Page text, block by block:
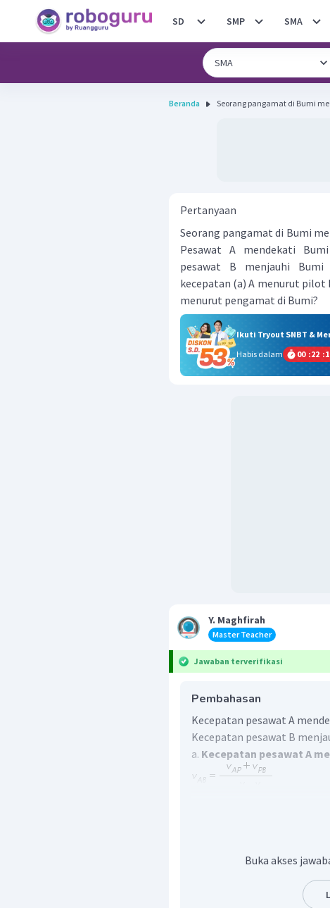
SD SMP SMA
Beranda Seorang pangamat di Bumi
Pertanyaan
Seorang pangamat di Bumi
Pesawat A mendekati
pesawat B menjauhi Bumi
kecepatan (a) A menurut pilot
menurut pengamat di Bumi?
Ikuti Tryout SNBT &
Habis dalam
00 :22 :
Y. Maghfirah
Master Teacher
Jawaban terverifikasi
Pembahasan
Kecepatan pesawat A
Kecepatan pesawat B
a. Kecepatan pesawat A
Buka akses